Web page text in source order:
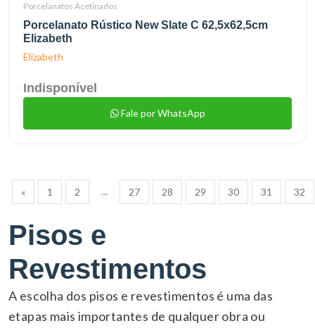
Porcelanatos Acetinados
Porcelanato Rústico New Slate C 62,5x62,5cm
Elizabeth
Elizabeth
Indisponível
Fale por WhatsApp
« 1 2 ... 27 28 29 30 31 32
Pisos e
Revestimentos
A escolha dos pisos e revestimentos é uma das
etapas mais importantes de qualquer obra ou